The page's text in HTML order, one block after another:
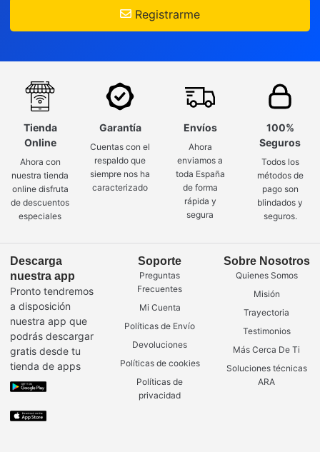
Registrarme
Tienda
Online
Ahora con
nuestra tienda
online disfruta
de descuentos
especiales
Garantía
Cuentas con el
respaldo que
siempre nos ha
caracterizado
Envíos
Ahora
enviamos a
toda España
de forma
rápida y
segura
100%
Seguros
Todos los
métodos de
pago son
blindados y
seguros.
Descarga
nuestra app
Pronto tendremos
a disposición
nuestra app que
podrás descargar
gratis desde tu
tienda de apps
Soporte
Preguntas
Frecuentes
Mi Cuenta
Políticas de Envío
Devoluciones
Políticas de cookies
Políticas de
privacidad
Sobre Nosotros
Quienes Somos
Misión
Trayectoria
Testimonios
Más Cerca De Ti
Soluciones técnicas
ARA